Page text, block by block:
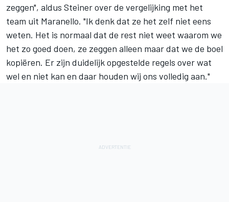
zeggen", aldus Steiner over de vergelijking met het
team uit Maranello. "Ik denk dat ze het zelf niet eens
weten. Het is normaal dat de rest niet weet waarom we
het zo goed doen, ze zeggen alleen maar dat we de boel
kopiëren. Er zijn duidelijk opgestelde regels over wat
wel en niet kan en daar houden wij ons volledig aan."